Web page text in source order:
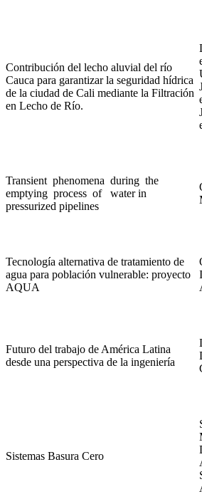
Contribución del lecho aluvial del río
Cauca para garantizar la seguridad hídrica
de la ciudad de Cali mediante la Filtración
en Lecho de Río.
Transient phenomena during the
emptying process of water in
pressurized pipelines
Tecnología alternativa de tratamiento de
agua para población vulnerable: proyecto
AQUA
Futuro del trabajo de América Latina
desde una perspectiva de la ingeniería
Sistemas Basura Cero